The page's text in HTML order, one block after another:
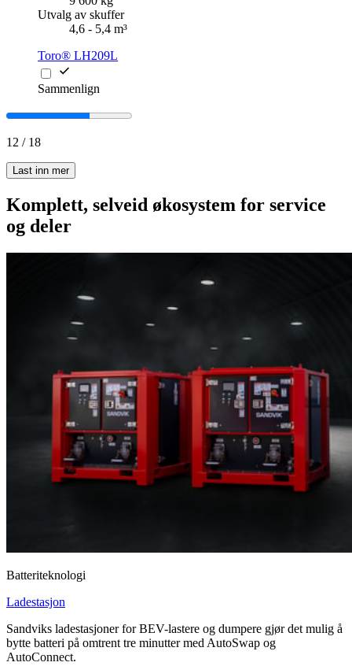
Utvalg av skuffer
4,6 - 5,4 m³
Toro® LH209L
Sammenlign
12 / 18
Last inn mer
Komplett, selveid økosystem for service
og deler
Batteriteknologi
Ladestasjon
Sandviks ladestasjoner for BEV-lastere og dumpere gjør det mulig å
bytte batteri på omtrent tre minutter med AutoSwap og
AutoConnect.